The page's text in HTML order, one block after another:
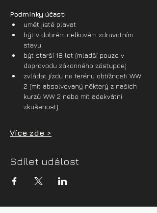
Podmínky účasti
umět jistě plavat
být v dobrém celkovém zdravotním
stavu
být starší 18 let (mladší pouze v
doprovodu zákonného zástupce)
zvládat jízdu na terénu obtížnosti WW
2 (mít absolvovaný některý z našich
kurzů WW 2 nebo mít adekvátní
zkušenost)
Více zde >
Sdílet událost